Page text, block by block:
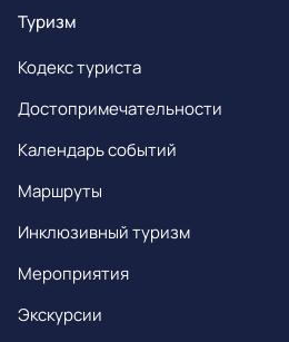
Туризм
Кодекс туриста
Достопримечательности
Календарь событий
Маршруты
Инклюзивный туризм
Мероприятия
Экскурсии